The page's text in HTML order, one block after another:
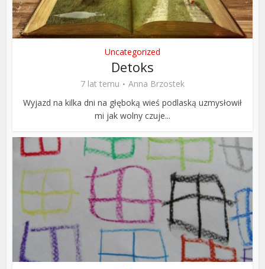
Uncategorized
Detoks
7 lat temu
Anna Brzostek
Wyjazd na kilka dni na głęboką wieś podlaską uzmysłowił
mi jak wolny czuje...